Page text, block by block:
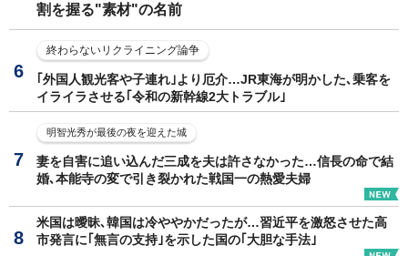
割を握る"素材"の名前
終わらないリクライニング論争
｢外国人観光客や子連れ｣より厄介…JR東海が明かした､乗客を
イライラさせる｢令和の新幹線2大トラブル｣
明智光秀が最後の夜を迎えた城
妻を自害に追い込んだ三成を夫は許さなかった…信長の命で結
婚､本能寺の変で引き裂かれた戦国一の熱愛夫婦
米国は曖昧､韓国は冷ややかだったが…習近平を激怒させた高
市発言に｢無言の支持｣を示した国の｢大胆な手法｣